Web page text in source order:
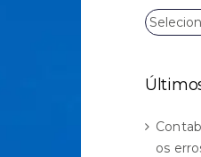
por
os